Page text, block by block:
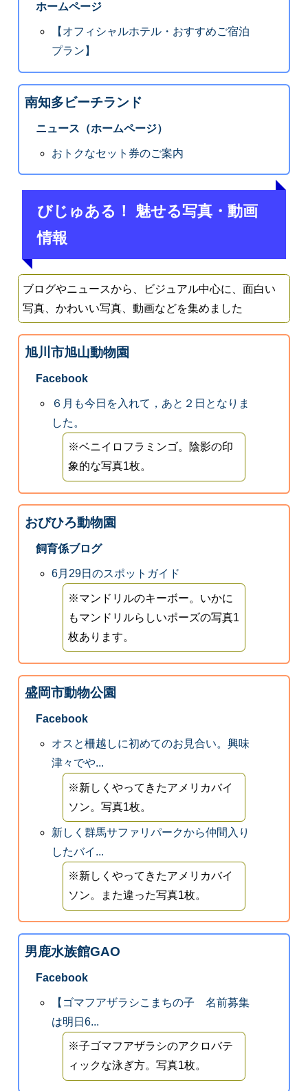
ホームページ
【オフィシャルホテル・おすすめご宿泊
プラン】
南知多ビーチランド
ニュース（ホームページ）
おトクなセット券のご案内
びじゅある！ 魅せる写真・動画
情報
ブログやニュースから、ビジュアル中心に、面白い
写真、かわいい写真、動画などを集めました
旭川市旭山動物園
Facebook
６月も今日を入れて，あと２日となりま
した。
※ベニイロフラミンゴ。陰影の印
象的な写真1枚。
おびひろ動物園
飼育係ブログ
6月29日のスポットガイド
※マンドリルのキーボー。いかに
もマンドリルらしいポーズの写真1
枚あります。
盛岡市動物公園
Facebook
オスと柵越しに初めてのお見合い。興味
津々でや...
※新しくやってきたアメリカバイ
ソン。写真1枚。
新しく群馬サファリパークから仲間入り
したバイ...
※新しくやってきたアメリカバイ
ソン。また違った写真1枚。
男鹿水族館GAO
Facebook
【ゴマフアザラシこまちの子 名前募集
は明日6...
※子ゴマフアザラシのアクロバテ
ィックな泳ぎ方。写真1枚。